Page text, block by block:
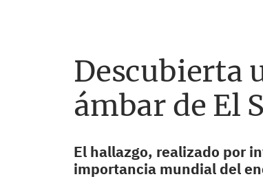
Descubierta
ámbar de El
El hallazgo, realizado por
importancia mundial del